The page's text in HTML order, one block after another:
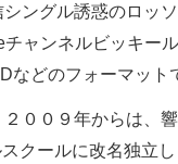
ングル誘惑のロッ
チャンネルビッキー
などのフォーマット
００９年からは、
クールに改名独立